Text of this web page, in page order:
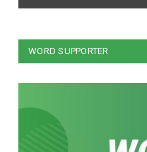
WORD SUPPORTER